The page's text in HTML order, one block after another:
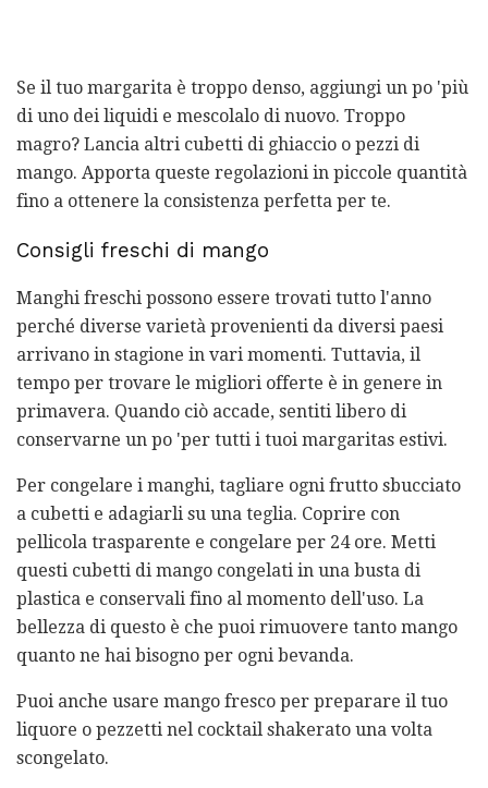
Se il tuo margarita è troppo denso, aggiungi un po 'più
di uno dei liquidi e mescolalo di nuovo. Troppo
magro? Lancia altri cubetti di ghiaccio o pezzi di
mango. Apporta queste regolazioni in piccole quantità
fino a ottenere la consistenza perfetta per te.
Consigli freschi di mango
Manghi freschi possono essere trovati tutto l'anno
perché diverse varietà provenienti da diversi paesi
arrivano in stagione in vari momenti. Tuttavia, il
tempo per trovare le migliori offerte è in genere in
primavera. Quando ciò accade, sentiti libero di
conservarne un po 'per tutti i tuoi margaritas estivi.
Per congelare i manghi, tagliare ogni frutto sbucciato
a cubetti e adagiarli su una teglia. Coprire con
pellicola trasparente e congelare per 24 ore. Metti
questi cubetti di mango congelati in una busta di
plastica e conservali fino al momento dell'uso. La
bellezza di questo è che puoi rimuovere tanto mango
quanto ne hai bisogno per ogni bevanda.
Puoi anche usare mango fresco per preparare il tuo
liquore o pezzetti nel cocktail shakerato una volta
scongelato.